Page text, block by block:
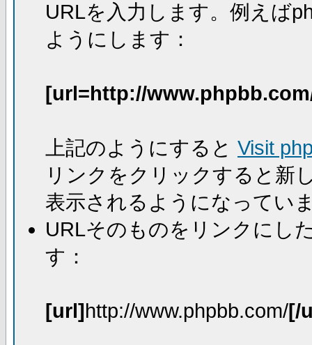
URLを入力します。例えば
ようにします：
[url=http://
上記のようにすると Visit
リンクをクリックすると新
表示されるようになってい
URLそのものをリンクにし
す：
[url]http://www.phpbb.com/[/